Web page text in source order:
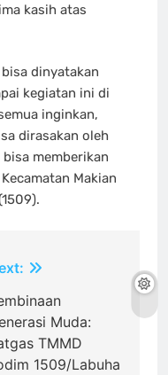
kasih atas
dinyatakan
kegiatan ini di
inginkan,
dirasakan oleh
memberikan
Makian
Muda:
TMMD
1509/Labuha